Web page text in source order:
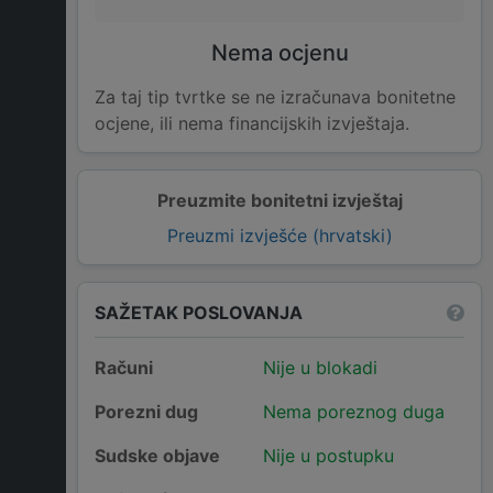
Preuzmite bonitetni izvještaj
Preuzmi izvješće (hrvatski)
Nema ocjenu
Za taj tip tvrtke se ne izračunava bonitetne
ocjene, ili nema financijskih izvještaja.
SAŽETAK POSLOVANJA
Računi
Nije u blokadi
Porezni dug
Nema poreznog duga
Sudske objave
Nije u postupku